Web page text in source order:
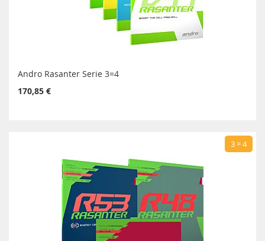
Andro Rasanter Serie 3=4
170,85 €
3 = 4